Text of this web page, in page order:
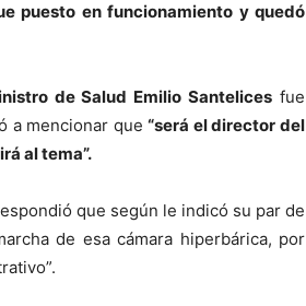
puesto en funcionamiento y quedó
de Salud Emilio Santelices fue
a mencionar que“será el director del
al tema”.
que según le indicó su par de
de esa cámara hiperbárica, por